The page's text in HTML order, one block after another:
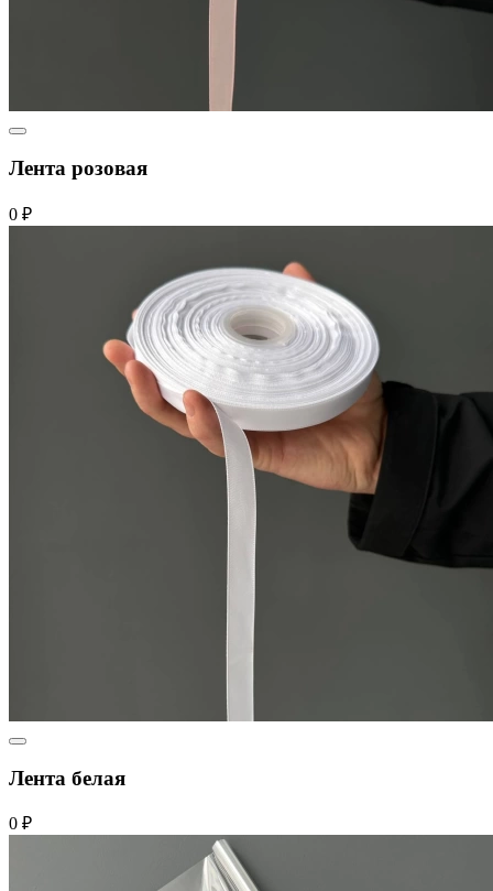
Лента розовая
0 ₽
Лента белая
0 ₽